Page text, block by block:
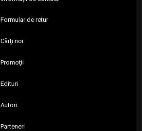
Formular de retur
Cărţi noi
Promoţii
Edituri
Autori
Parteneri